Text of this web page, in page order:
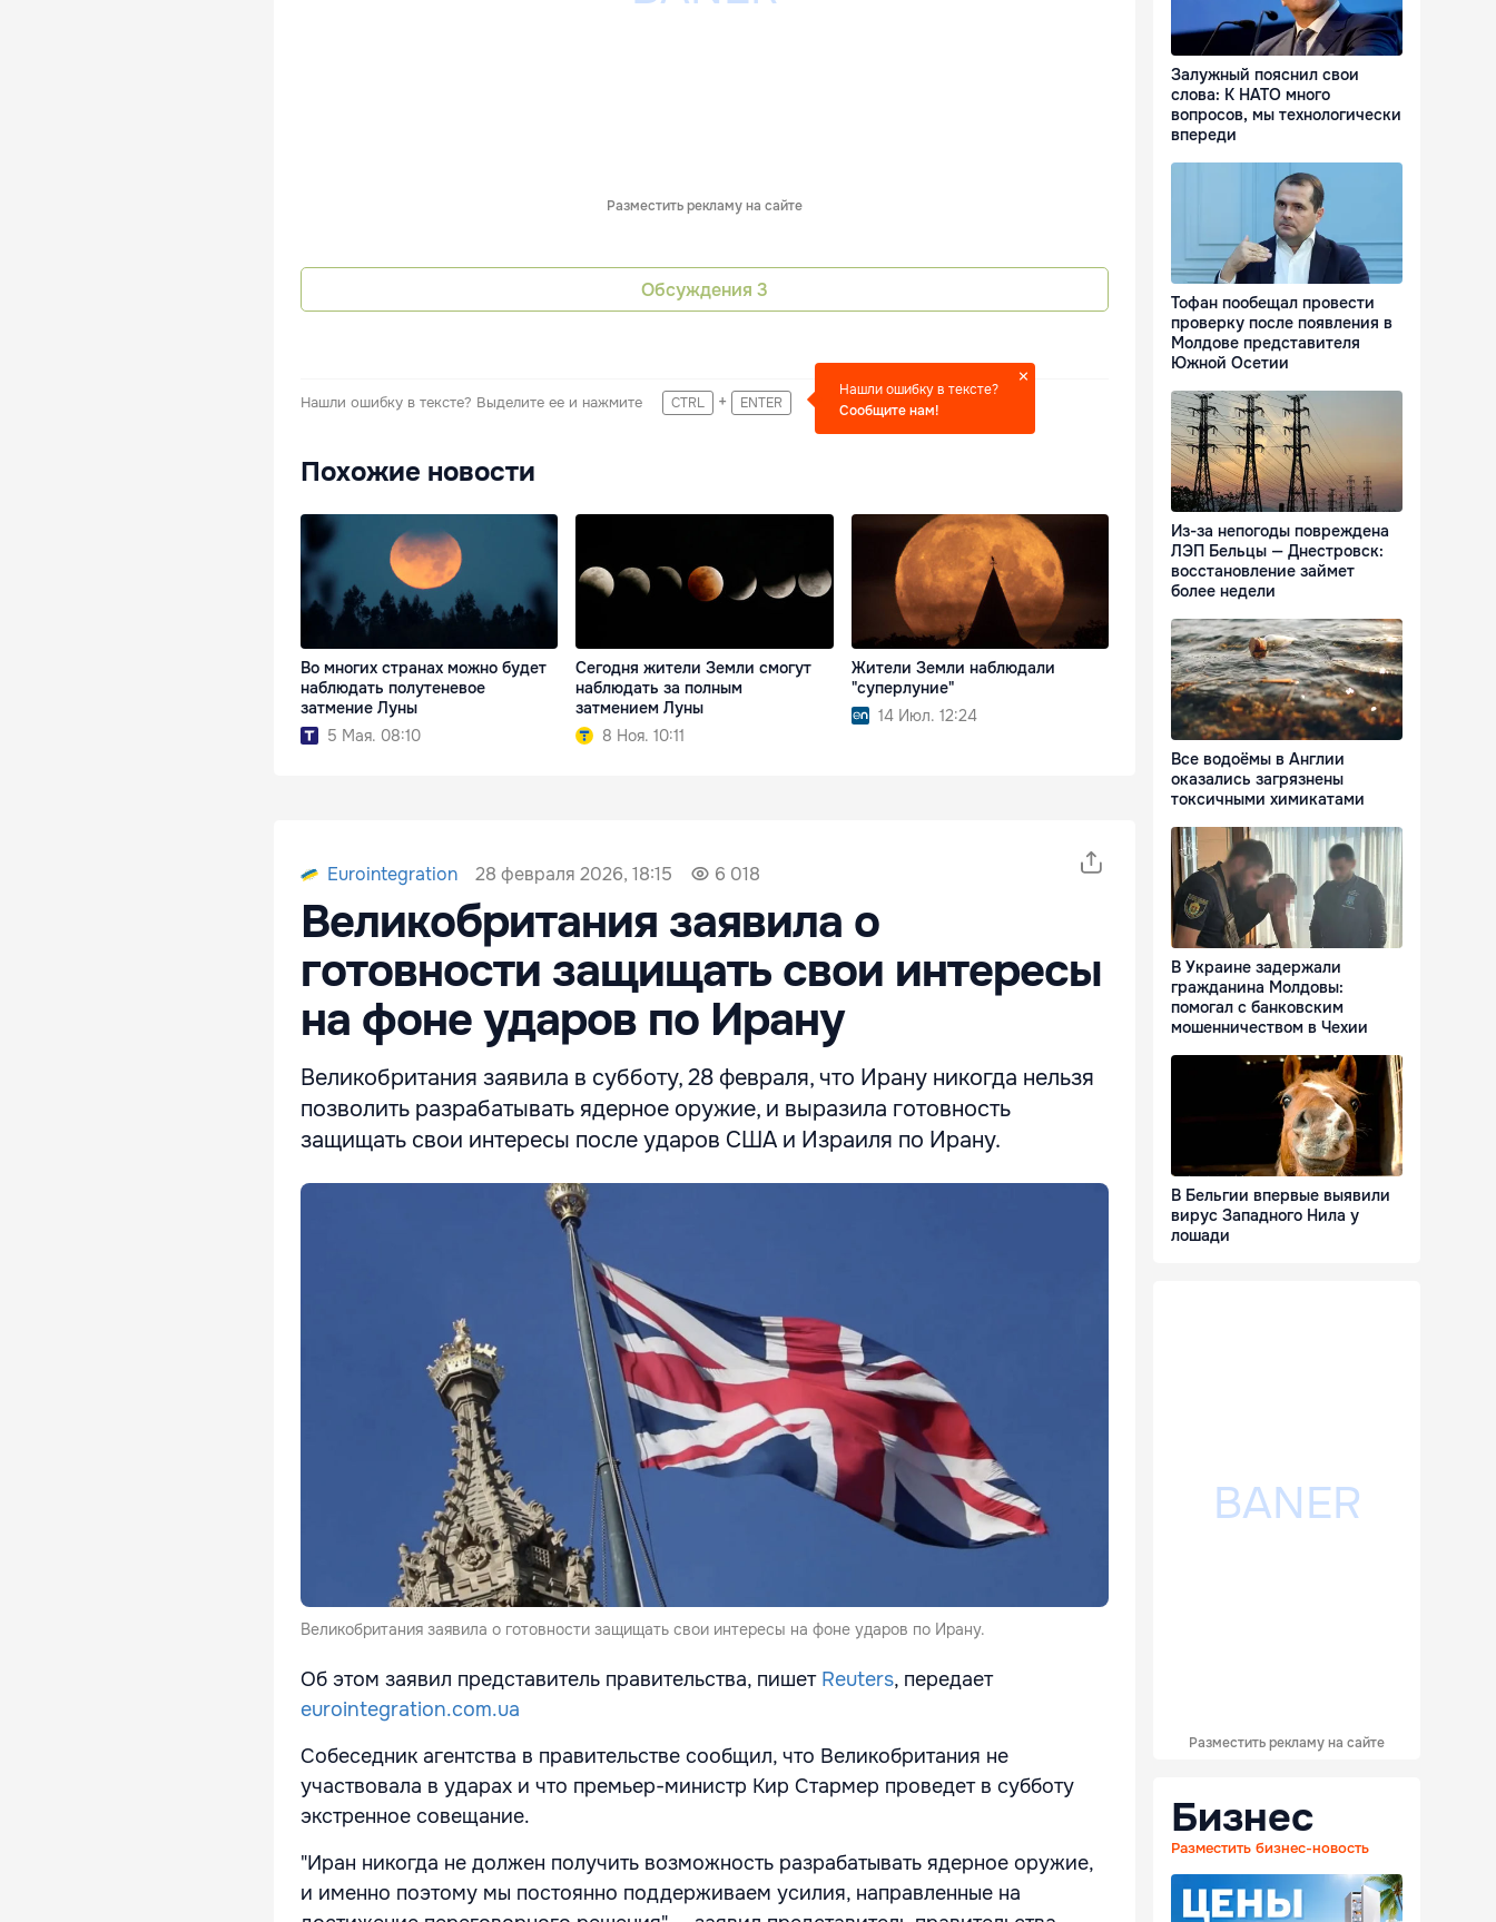
Разместить рекламу на сайте
Обсуждения 3
Нашли ошибку в тексте? Выделите ее и нажмите CTRL + ENTER
Нашли ошибку в тексте?
Сообщите нам!
Похожие новости
Во многих странах можно будет
наблюдать полутеневое
затмение Луны
5 Мая. 08:10
Сегодня жители Земли смогут
наблюдать за полным
затмением Луны
8 Ноя. 10:11
Жители Земли наблюдали
"суперлуние"
14 Июл. 12:24
Eurointegration 28 февраля 2026, 18:15 6 018
Великобритания заявила о
готовности защищать свои интересы
на фоне ударов по Ирану
Великобритания заявила в субботу, 28 февраля, что Ирану никогда нельзя
позволить разрабатывать ядерное оружие, и выразила готовность
защищать свои интересы после ударов США и Израиля по Ирану.
Великобритания заявила о готовности защищать свои интересы на фоне ударов по Ирану.
Об этом заявил представитель правительства, пишет Reuters, передает
eurointegration.com.ua
Собеседник агентства в правительстве сообщил, что Великобритания не
участвовала в ударах и что премьер-министр Кир Стармер проведет в субботу
экстренное совещание.
"Иран никогда не должен получить возможность разрабатывать ядерное оружие,
и именно поэтому мы постоянно поддерживаем усилия, направленные на
Залужный пояснил свои
слова: К НАТО много
вопросов, мы технологически
впереди
Тофан пообещал провести
проверку после появления в
Молдове представителя
Южной Осетии
Из-за непогоды повреждена
ЛЭП Бельцы — Днестровск:
восстановление займет
более недели
Все водоёмы в Англии
оказались загрязнены
токсичными химикатами
В Украине задержали
гражданина Молдовы:
помогал с банковским
мошенничеством в Чехии
В Бельгии впервые выявили
вирус Западного Нила у
лошади
Разместить рекламу на сайте
Бизнес
Разместить бизнес-новость